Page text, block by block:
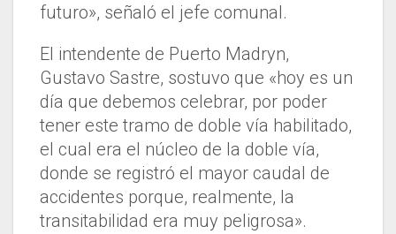
futuro», señaló el jefe comunal.
El intendente de Puerto Madryn,
Gustavo Sastre, sostuvo que «hoy es un
día que debemos celebrar, por poder
tener este tramo de doble vía habilitado,
el cual era el núcleo de la doble vía,
donde se registró el mayor caudal de
accidentes porque, realmente, la
transitabilidad era muy peligrosa».